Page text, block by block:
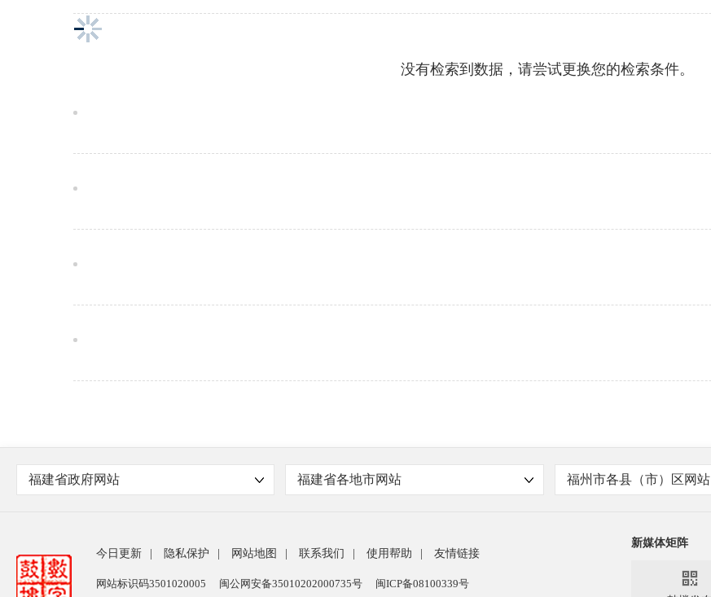
没有检索到数据，请尝试更换您的检索条件。
福建省政府网站 福建省各地市网站 福州市各县（市）区网站
今日更新 隐私保护 网站地图 联系我们 使用帮助 友情链接
网站标识码3501020005 闽公网安备35010202000735号 闽ICP备08100339号
新媒体矩阵
